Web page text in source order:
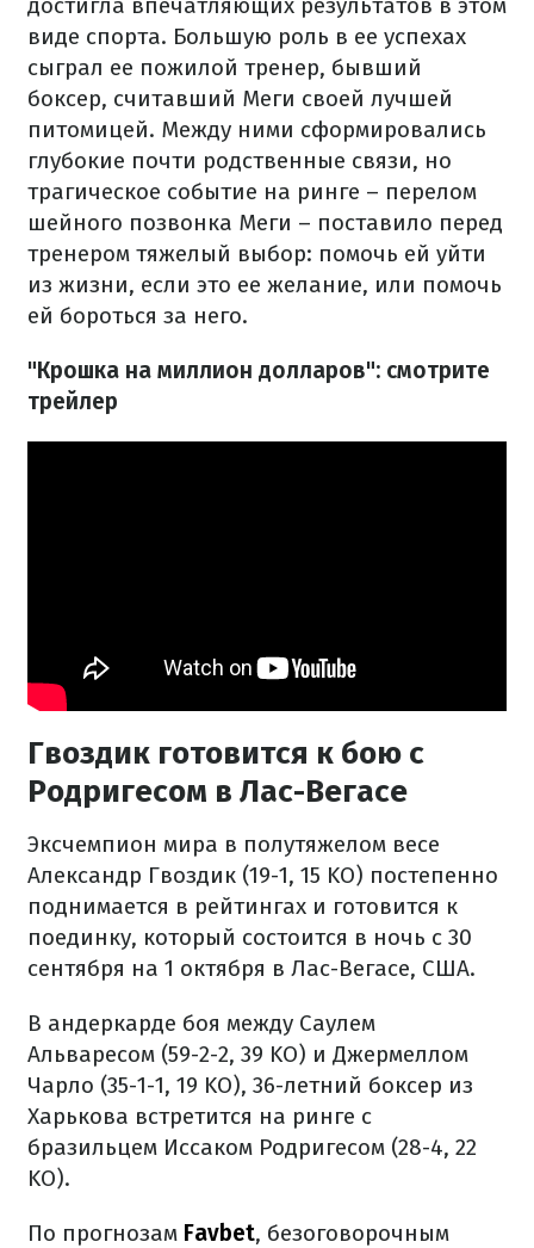
виде спорта. Большую роль в ее успехах
сыграл ее пожилой тренер, бывший
боксер, считавший Меги своей лучшей
питомицей. Между ними сформировались
глубокие почти родственные связи, но
трагическое событие на ринге – перелом
шейного позвонка Меги – поставило перед
тренером тяжелый выбор: помочь ей уйти
из жизни, если это ее желание, или помочь
ей бороться за него.
"Крошка на миллион долларов": смотрите
трейлер
Гвоздик готовится к бою с
Родригесом в Лас-Вегасе
Эксчемпион мира в полутяжелом весе
Александр Гвоздик (19-1, 15 KO) постепенно
поднимается в рейтингах и готовится к
поединку, который состоится в ночь с 30
сентября на 1 октября в Лас-Вегасе, США.
В андеркарде боя между Саулем
Альваресом (59-2-2, 39 KO) и Джермеллом
Чарло (35-1-1, 19 KO), 36-летний боксер из
Харькова встретится на ринге с
бразильцем Иссаком Родригесом (28-4, 22
KO).
По прогнозам Favbet, безоговорочным